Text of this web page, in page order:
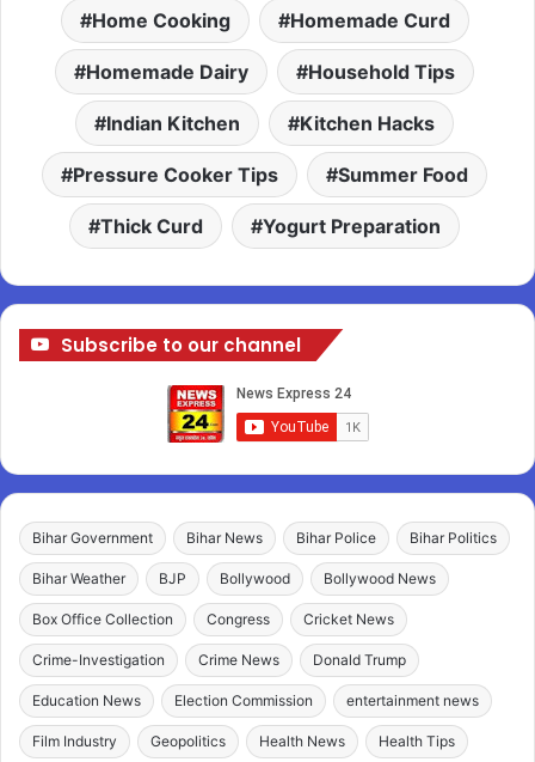
Home Cooking Homemade Curd
Homemade Dairy Household Tips
Indian Kitchen Kitchen Hacks
Pressure Cooker Tips Summer Food
Thick Curd Yogurt Preparation
Subscribe to our channel
Bihar Government Bihar News Bihar Police Bihar Politics
Bihar Weather BJP Bollywood Bollywood News
Box Office Collection Congress Cricket News
Crime-Investigation Crime News Donald Trump
Education News Election Commission entertainment news
Film Industry Geopolitics Health News Health Tips